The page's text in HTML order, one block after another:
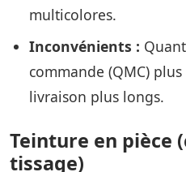
multicolores.
Inconvénients :
commande (QMC)
livraison plus longs.
Teinture en pièce
tissage)